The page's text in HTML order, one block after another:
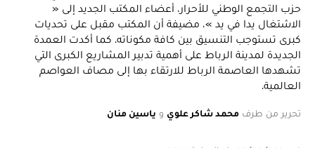
حزب التجمع الوطني للأحرار، أعضاء المكتب الجديد إلى «
الاشتغال يدا في يد »، مضيفة أن المكتب مقبل على تحديات
كبرى تستوجب التنسيق بين كافة مكوناته. كما أكدت العمدة
الجديدة لمدينة الرباط على أهمية تدبير المشاريع الكبرى التي
تشهدها العاصمة الرباط للارتقاء بها إلى مصاف العواصم
العالمية.
تحرير من طرف محمد شاكر علوي و ياسين منان